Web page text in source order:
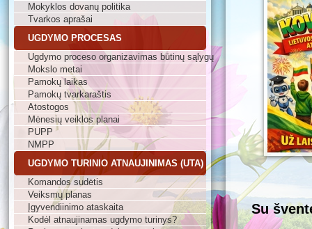
Mokyklos dovanų politika
Tvarkos aprašai
UGDYMO PROCESAS
Ugdymo proceso organizavimas būtinų sąlygų
Mokslo metai
Pamokų laikas
Pamokų tvarkaraštis
Atostogos
Mėnesių veiklos planai
PUPP
NMPP
UGDYMO TURINIO ATNAUJINIMAS (UTA)
Komandos sudėtis
Veiksmų planas
Įgyvendiinimo ataskaita
Kodėl atnaujinamas ugdymo turinys?
Su